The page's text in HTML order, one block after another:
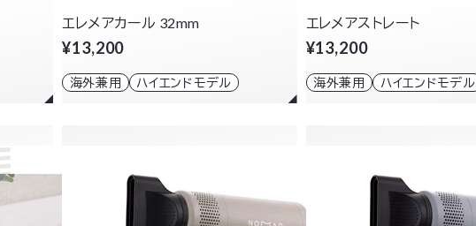
エレメアカール 32mm
¥13,200
海外兼用 ハイエンドモデル
エレメアストレート
¥13,200
海外兼用 ハイエンドモデル